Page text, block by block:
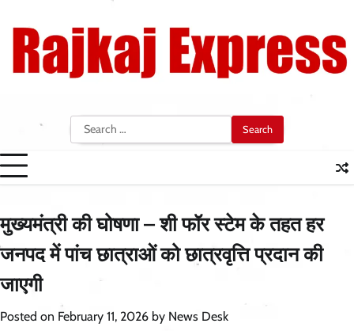
content
Search
for:
मुख्यमंत्री की घोषणा – शी फॉर स्टेम के तहत हर
जनपद में पांच छात्राओं को छात्रवृत्ति प्रदान की
जाएगी
Posted on February 11, 2026 by News Desk